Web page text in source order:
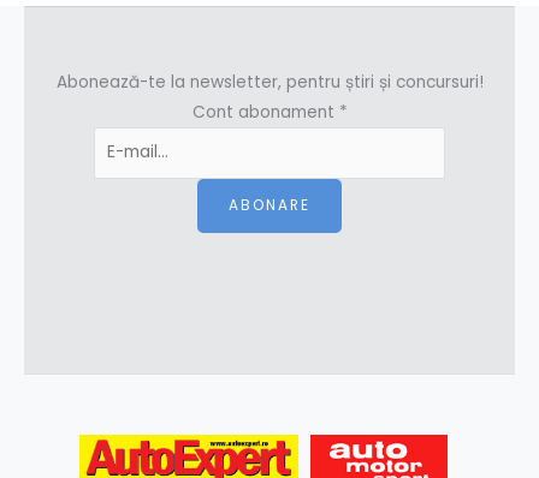
Abonează-te la newsletter, pentru știri și concursuri!
Cont abonament *
ABONARE